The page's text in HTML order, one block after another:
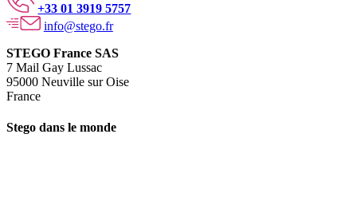
+33 01 3919 5757
info@stego.fr
STEGO France SAS
7 Mail Gay Lussac
95000 Neuville sur Oise
France
Stego dans le monde